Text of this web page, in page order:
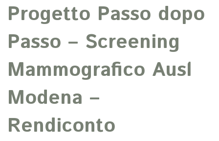
Progetto Passo dopo
Passo – Screening
Mammografico Ausl
Modena –
Rendiconto